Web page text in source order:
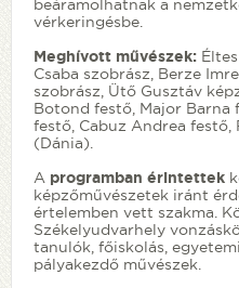
beáramolhatnak a
vérkeringésbe.
Meghívott művészek:
Csaba szobrász, Berze
szobrász, Ütő Gusztáv
Botond festő, Major Barna
festő, Cabuz Andrea festő,
(Dánia).
A programban érintettek
képzőművészetek iránt
értelemben vett szakma.
Székelyudvarhely
tanulók, főiskolás,
pályakezdő művészek.